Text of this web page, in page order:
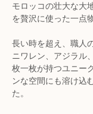
モロッコの壮大な大
を贅沢に使った一点
長い時を超え、職人
ニワレン、アジラル
枚一枚が持つユニー
ンな空間にも溶け込
た。